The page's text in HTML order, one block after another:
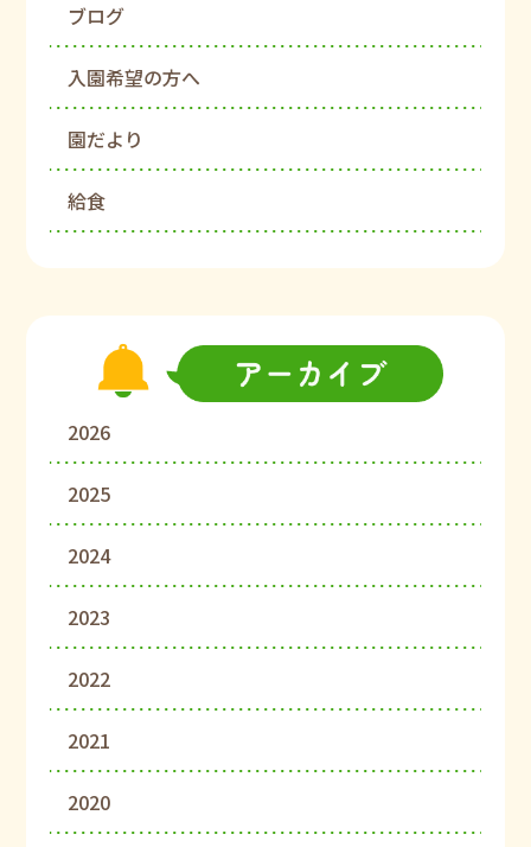
ブログ
入園希望の方へ
園だより
給食
2026
2025
2024
2023
2022
2021
2020